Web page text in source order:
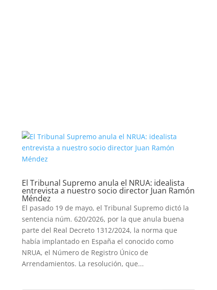
El Tribunal Supremo anula el NRUA: idealista
entrevista a nuestro socio director Juan Ramón
Méndez
El pasado 19 de mayo, el Tribunal Supremo dictó la
sentencia núm. 620/2026, por la que anula buena
parte del Real Decreto 1312/2024, la norma que
había implantado en España el conocido como
NRUA, el Número de Registro Único de
Arrendamientos. La resolución, que...